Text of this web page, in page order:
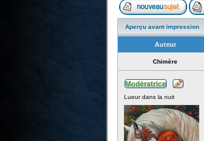
Aperçu avant impression
Auteur
Chimère
Lueur dans la nuit